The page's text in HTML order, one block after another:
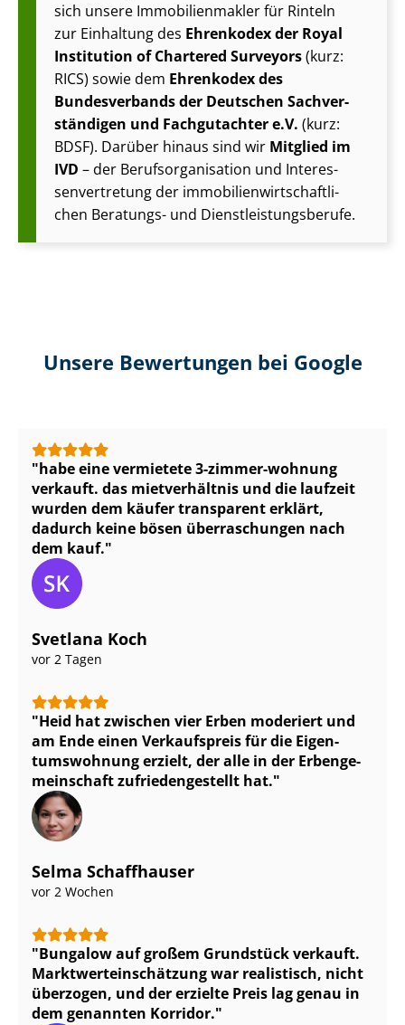
sich unsere Im­mo­bi­li­en­mak­ler für Rinteln
zur Einhaltung des Ehrenkodex der Royal
Institution of Chartered Surveyors(kurz:
RICS) sowie dem Ehrenkodex des
Bundesverbands der Deutschen Sach­ver­
stän­di­gen und Fachgutachter e.V. (kurz:
BDSF). Darüber hinaus sind wir Mitglied im
IVD – der Be­rufs­or­ga­ni­sa­ti­on und In­ter­es­
sen­ver­tre­tung der im­mo­bi­li­en­wirt­schaft­li­
chen Beratungs- und Dienst­leis­tungs­be­ru­fe.
Unsere Bewertungen bei Google
habe eine vermietete 3-zimmer-wohnung
verkauft. das mietverhältnis und die laufzeit
wurden dem käufer transparent erklärt,
dadurch keine bösen überraschungen nach
dem kauf.
Svetlana Koch
vor 2 Tagen
Heid hat zwischen vier Erben moderiert und
am Ende einen Verkaufspreis für die Ei­gen­
tums­woh­nung erzielt, der alle in der Er­ben­ge­
mein­schaft zu­frie­den­ge­stellt hat.
Selma Schaffhauser
vor 2 Wochen
Bungalow auf großem Grundstück verkauft.
Markt­wert­ein­schät­zung war realistisch, nicht
überzogen, und der erzielte Preis lag genau in
dem genannten Korridor.